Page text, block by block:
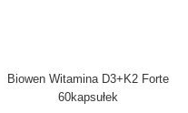
Biowen Witamina D3+K2 Forte
60kapsułek